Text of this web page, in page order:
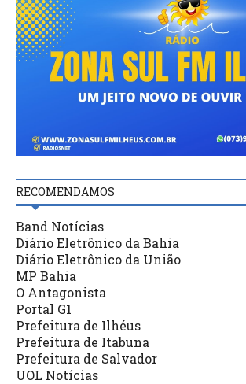
RECOMENDAMOS
Band Notícias
Diário Eletrônico da Bahia
Diário Eletrônico da União
MP Bahia
O Antagonista
Portal G1
Prefeitura de Ilhéus
Prefeitura de Itabuna
Prefeitura de Salvador
UOL Notícias